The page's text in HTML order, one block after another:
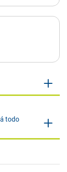
todo